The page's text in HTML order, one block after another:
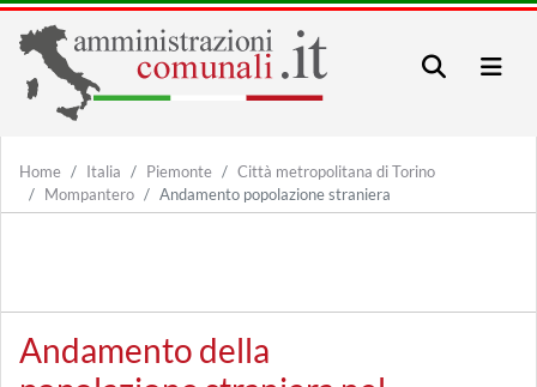
Home Italia Piemonte
Città metropolitana di Torino
Mompantero
Andamento popolazione straniera
Andamento della